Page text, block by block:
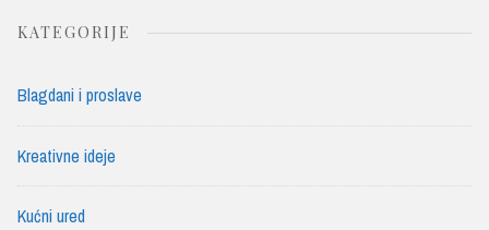
KATEGORIJE
Blagdani i proslave
Kreativne ideje
Kućni ured